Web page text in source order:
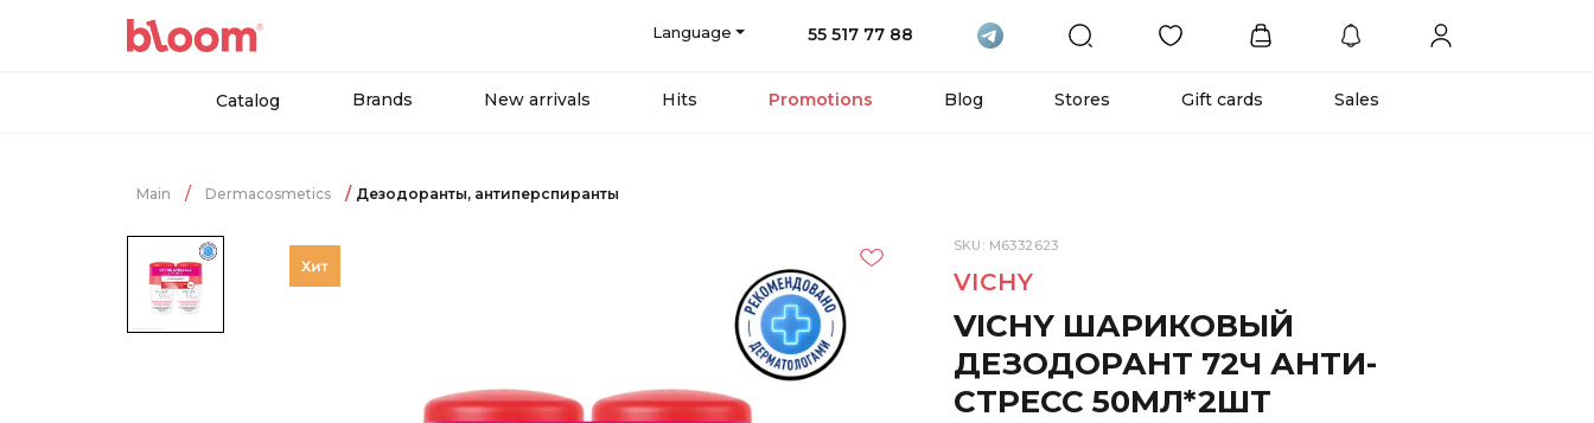
Language 55 517 77 88
Catalog Brands New arrivals Hits Promotions Blog Stores Gift cards Sales
Main Dermacosmetics Дезодоранты, антиперспиранты
SKU: M6332623
VICHY
VICHY ШАРИКОВЫЙ
ДЕЗОДОРАНТ 72Ч АНТИ-
СТРЕСС 50МЛ*2ШТ